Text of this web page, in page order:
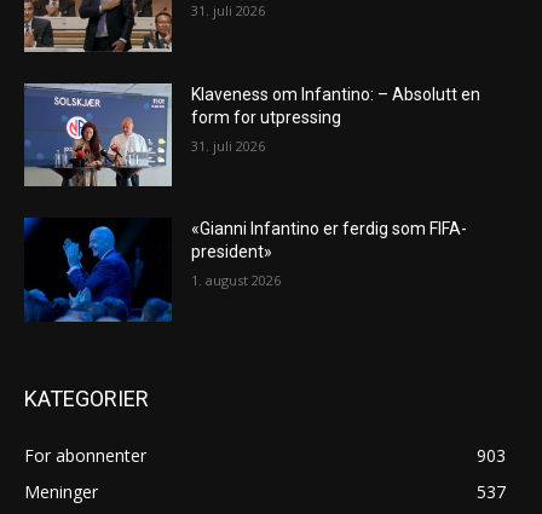
31. juli 2026
Klaveness om Infantino: – Absolutt en
form for utpressing
31. juli 2026
«Gianni Infantino er ferdig som FIFA-
president»
1. august 2026
KATEGORIER
For abonnenter
903
Meninger
537